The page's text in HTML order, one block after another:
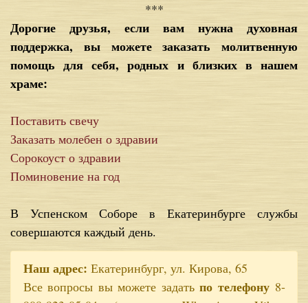
***
Дорогие друзья, если вам нужна духовная
поддержка, вы можете заказать молитвенную
помощь для себя, родных и близких в нашем
храме:
Поставить свечу
Заказать молебен о здравии
Сорокоуст о здравии
Поминовение на год
В Успенском Соборе в Екатеринбурге службы
совершаются каждый день.
Наш адрес: Екатеринбург, ул. Кирова, 65
Все вопросы вы можете задатьпо телефону8-